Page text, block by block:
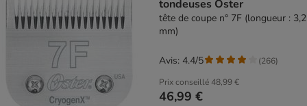
tondeuses Oster
tête de coupe n° 7F (longueur : 3,2
mm)
Prix conseillé48,99 €
46,99 €
Avis: 4.4/5 (266)